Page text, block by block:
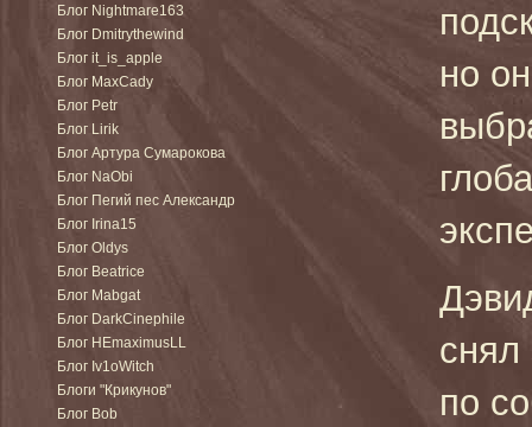
Блог Nightmare163
Блог Dmitrythewind
Блог it_is_apple
Блог MaxCady
Блог Petr
Блог Lirik
Блог Артура Сумарокова
Блог NaObi
Блог Пегий пес Александр
Блог Irina15
Блог Oldys
Блог Beatrice
Блог Mabgat
Блог DarkCinephile
Блог HEmaximusLL
Блог Iv1oWitch
Блоги "Крикунов"
Блог Bob
но
снял
по